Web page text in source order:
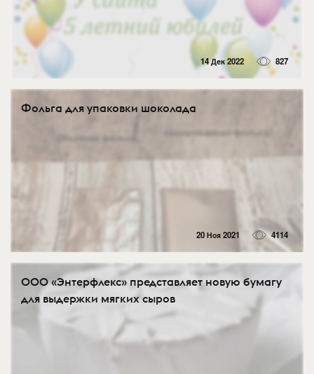
14 Дек 2022 827
Фольга для упаковки шоколада
20 Ноя 2021 4114
ООО «Энтерфлекс» представляет новую бумагу
для выдержки мягких сыров